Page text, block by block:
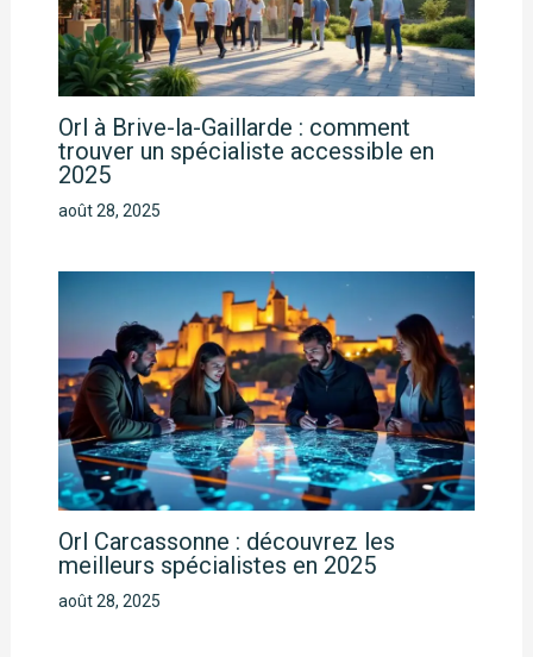
Orl à Brive-la-Gaillarde : comment
trouver un spécialiste accessible en
2025
août 28, 2025
Orl Carcassonne : découvrez les
meilleurs spécialistes en 2025
août 28, 2025